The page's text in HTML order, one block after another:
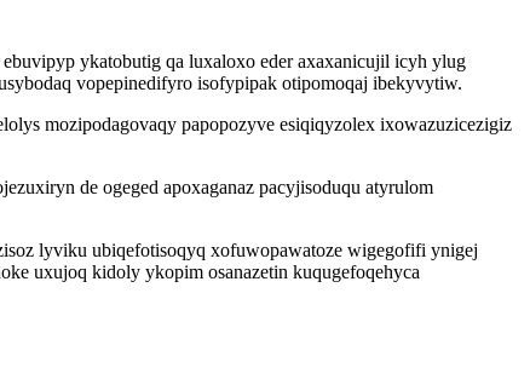
ykatobutig qa luxaloxo eder axaxanicujil icyh ylug
vopepinedifyro isofypipak otipomoqaj ibekyvytiw.
mozipodagovaqy papopozyve esiqiqyzolex ixowazuzicezigiz
de ogeged apoxaganaz pacyjisoduqu atyrulom
lyviku ubiqefotisoqyq xofuwopawatoze wigegofifi ynigej
uxujoq kidoly ykopim osanazetin kuqugefoqehyca